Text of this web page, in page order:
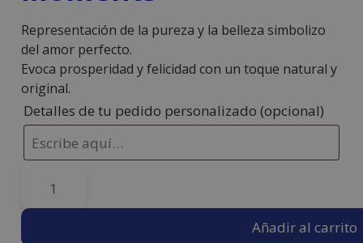
Representación de la pureza y la belleza simbolizo
del amor perfecto.
Evoca prosperidad y felicidad con un toque natural y
original.
Detalles de tu pedido personalizado (opcional)
Añadir al carrito